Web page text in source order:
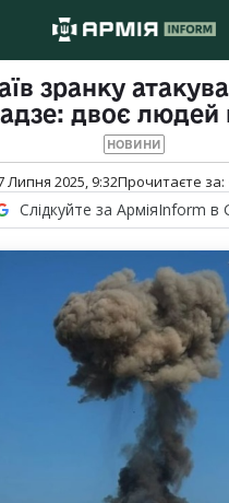
зранку
двоє людей
НОВИНИ
Липня 2025, 9:32Прочитаєте за:
Слідкуйте за АрміяInform в